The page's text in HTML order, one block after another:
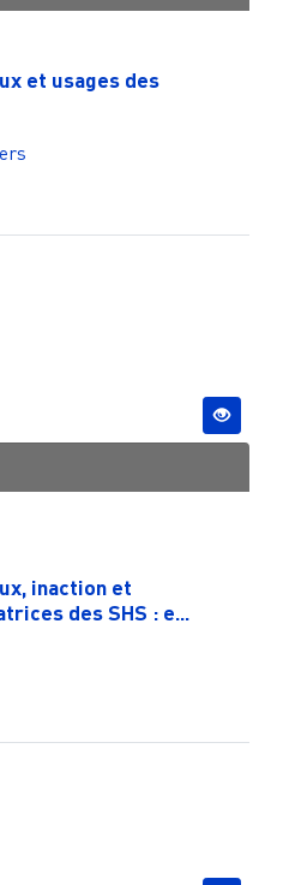
et usages des
inaction et
des SHS : e...